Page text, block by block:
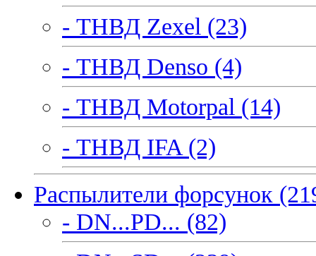
- ТНВД Zexel (23)
- ТНВД Denso (4)
- ТНВД Motorpal (14)
- ТНВД IFA (2)
Распылители форсунок
- DN...PD... (82)